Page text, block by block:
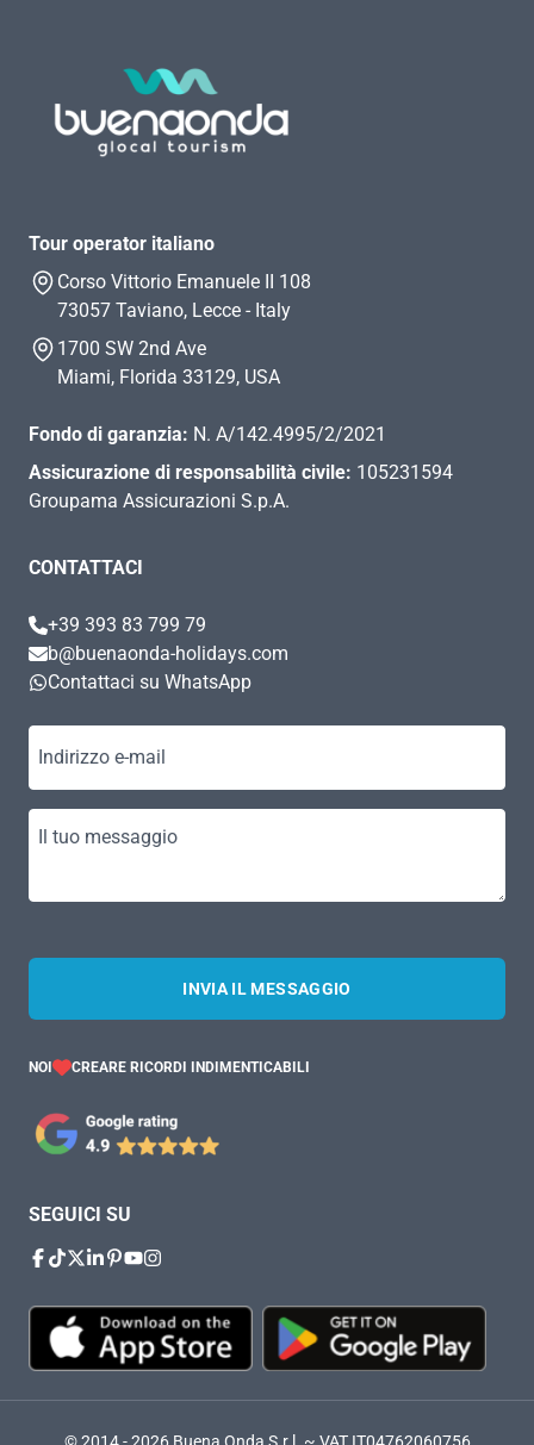
Tour operator italiano
Corso Vittorio Emanuele II 108
73057 Taviano, Lecce - Italy
1700 SW 2nd Ave
Miami, Florida 33129, USA
Fondo di garanzia: N. A/142.4995/2/2021
Assicurazione di responsabilità civile: 105231594
Groupama Assicurazioni S.p.A.
CONTATTACI
+39 393 83 799 79
b@buenaonda-holidays.com
Contattaci su WhatsApp
Indirizzo e-mail
Il tuo messaggio
INVIA IL MESSAGGIO
NOI CREARE RICORDI INDIMENTICABILI
SEGUICI SU